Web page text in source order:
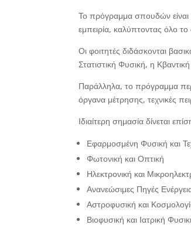
Το πρόγραμμα σπουδών είναι
εμπειρία, καλύπτοντας όλο
Οι φοιτητές διδάσκονται
Στατιστική Φυσική, η
Παράλληλα, το πρόγραμμα
όργανα μέτρησης, τεχνικές
Ιδιαίτερη σημασία δίνεται
Εφαρμοσμένη Φυσική και
Φωτονική και Οπτική
Ηλεκτρονική και
Ανανεώσιμες Πηγές
Αστροφυσική και
Βιοφυσική και Ιατρική